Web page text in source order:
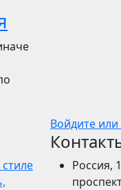
Войдите или
Россия,